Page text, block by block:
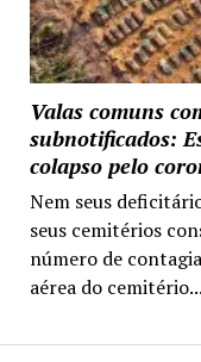
Valas comuns
subnotificados:
colapso pelo
Nem seus
seus cemitérios
número de
aérea do cemitério...